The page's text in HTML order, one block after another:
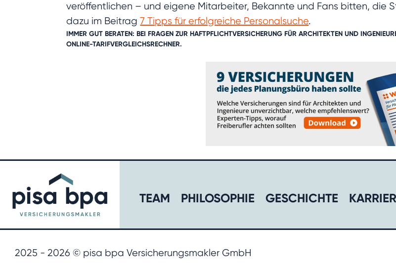
veröffentlichen – und eigene Mitarbeiter, Bekannte und Fans bitten, die
dazu im Beitrag7 Tipps für erfolgreiche Personalsuche.
IMMER GUT BERATEN: BEI FRAGEN ZUR HAFTPFLICHTVERSICHERUNG FÜRARCHITEKTEN UND
ONLINE-TARIFVERGLEICHSRECHNER.
TEAM PHILOSOPHIE GESCHICHTE​
2025 - 2026 © pisa bpa Versicherungsmakler GmbH